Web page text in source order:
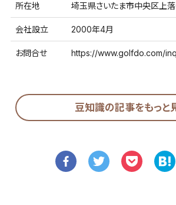
所在地 埼玉県さいたま市中央区上
会社設立 2000年4月
お問合せ https://www.golfdo.com/
豆知識の記事をもっと